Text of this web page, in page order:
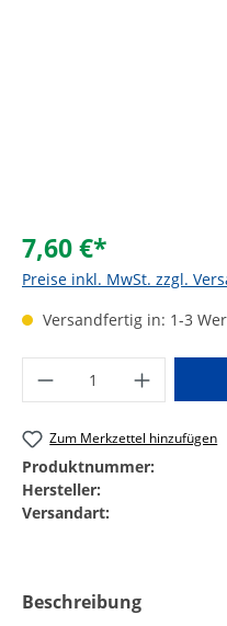
7,60 €*
Preise inkl. MwSt. zzgl.
Versandfertig in: 1-3
Produkt Anzahl:
Zum Merkzettel hinzufügen
Produktnummer:
Hersteller:
Versandart:
Beschreibung